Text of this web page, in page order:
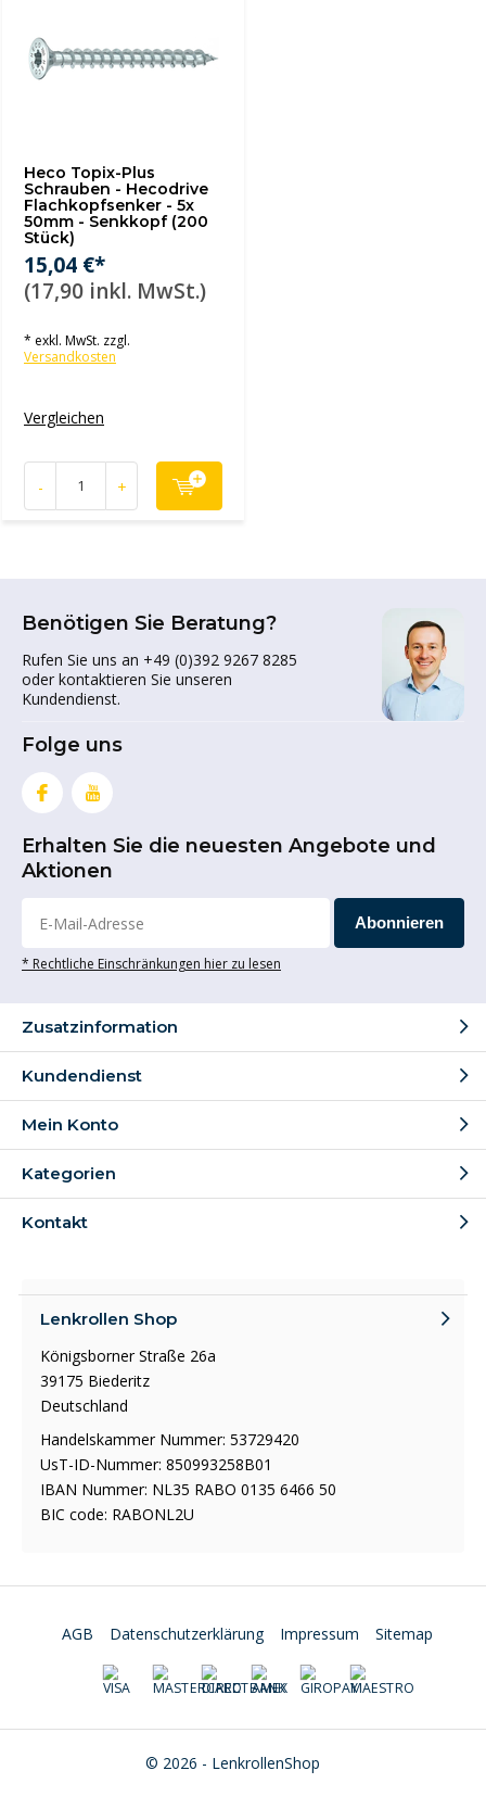
Heco Topix-Plus
Schrauben - Hecodrive
Flachkopfsenker - 5x
50mm - Senkkopf (200
Stück)
15,04 €*
(17,90 inkl. MwSt.)
* exkl. MwSt. zzgl.
Versandkosten
Vergleichen
- +
Benötigen Sie Beratung?
Rufen Sie uns an +49 (0)392 9267 8285
oder kontaktieren Sie unseren
Kundendienst.
Folge uns
Erhalten Sie die neuesten Angebote und
Aktionen
Abonnieren
* Rechtliche Einschränkungen hier zu lesen
Zusatzinformation
Kundendienst
Mein Konto
Kategorien
Kontakt
Lenkrollen Shop
Königsborner Straße 26a
39175 Biederitz
Deutschland
Handelskammer Nummer: 53729420
UsT-ID-Nummer: 850993258B01
IBAN Nummer: NL35 RABO 0135 6466 50
BIC code: RABONL2U
© 2026 - LenkrollenShop
AGB Datenschutzerklärung Impressum Sitemap